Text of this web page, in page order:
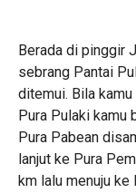
Berada di pinggir
sebrang Pantai
ditemui. Bila
Pura Pulaki kamu
Pura Pabean
lanjut ke Pura
km lalu menuju ke